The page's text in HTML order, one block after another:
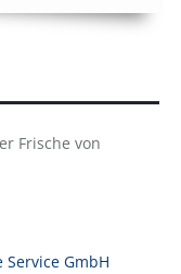
Frische von
Service GmbH